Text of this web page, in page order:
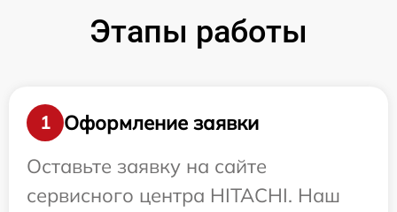
Этапы работы
1
Оформление заявки
Оставьте заявку на сайте
сервисного центра HITACHI. Наш